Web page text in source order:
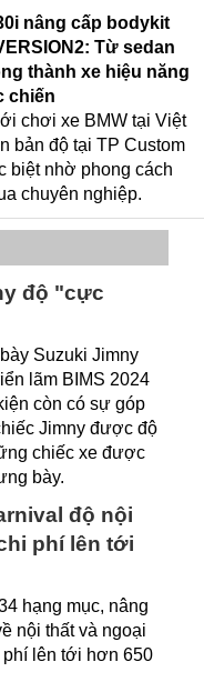
nâng cấp bodykit
Từ sedan
thành xe hiệu năng
chiến
chơi xe BMW tại Việt
bản độ tại TP Custom
biệt nhờ phong cách
chuyên nghiệp.
độ "cực
Suzuki Jimny
lãm BIMS 2024
còn có sự góp
Jimny được độ
chiếc xe được
bày.
độ nội
phí lên tới
hạng mục, nâng
nội thất và ngoại
lên tới hơn 650